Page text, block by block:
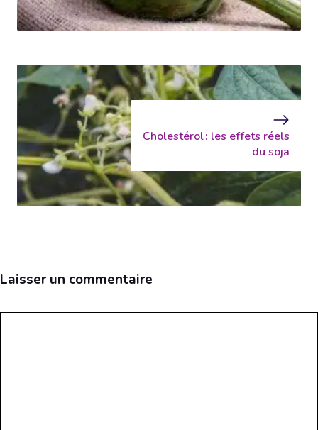
Cholestérol : les effets réels
du soja
Laisser un commentaire